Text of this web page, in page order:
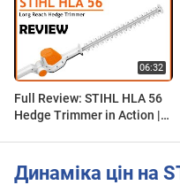
Full Review: STIHL HLA 56
Hedge Trimmer in Action |
Динаміка цін на